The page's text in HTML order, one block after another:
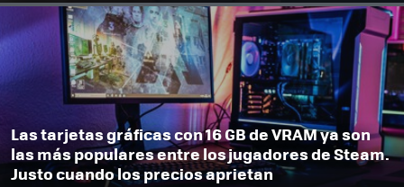
Las tarjetas gráficas con 16 GB de VRAM ya son
las más populares entre los jugadores de Steam.
Justo cuando los precios aprietan